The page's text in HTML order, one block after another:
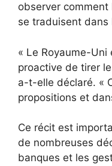
observer
se traduisent dans
« Le Royaume-
proactive de tirer
a-t-elle déclaré. «
propositions et
Ce récit est
de nombreuses
banques et les